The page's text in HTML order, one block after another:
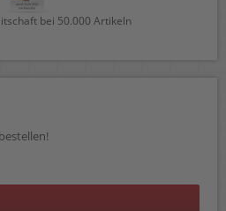
bei 50.000 Artikeln